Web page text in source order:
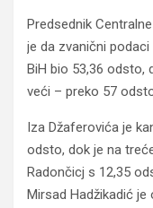
Predsednik
je da zvanični
BiH bio 53,36 odsto,
veći – preko 57
Iza Džaferovića je
odsto, dok je na
Radončicj s 12,35
Mirsad Hadžikadić